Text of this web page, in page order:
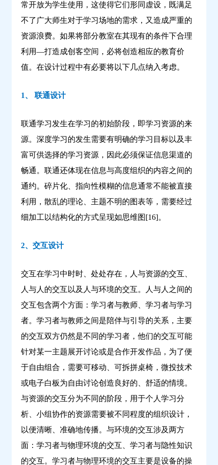
常开放为学生使用，这使得它们形同虚设，既满足
不了广大师生对于学习场地的需求，又造成严重的
资源浪费。如果将部分教室在其现有的条件下合理
利用—打造成创客空间，必将创造相应的教育价
值。在设计过程中有必要将以下几点纳入考虑。
1、 联通设计
联通学习发生在学习的初始阶段，即学习资源的来
源。深度学习的发生需要有明确的学习目标以及丰
富可供选择的学习资源，因此必须保证信息渠道的
畅通。联通还体现在信息与高度组织的内容之间的
通约。碎片化、指向性模糊的信息通常不能被直接
利用，散乱的理论、主题不明的图表等，需要经过
细加工以结构化的方式呈现如思维图[16]。
2、交互设计
交互在学习中时时、处处存在，人与资源的交互、
人与人的交互以及人与环境的交互。人与人之间的
交互包含两个方面：学习者与教师、学习者与学习
者。学习者与教师之间是陪伴与引导的关系，主要
的交互双方仍然是不同的学习者，他们的交互可能
针对某一主题展开讨论或是合作开发作品，为了便
于自由组合，需要可移动、可拆拼桌椅，微投技术
或电子白板为自由讨论创造良好的、舒适的情境。
与资源的交互分为不同的阶段，用于个人学习分
析、小组协作的资源需要被不同程度的组织设计，
以便清晰、准确地传播。与环境的交互涉及两方
面：学习者与物理环境的交互、学习者与隐性知识
的交互。学习者与物理环境的交互主要是设备的操